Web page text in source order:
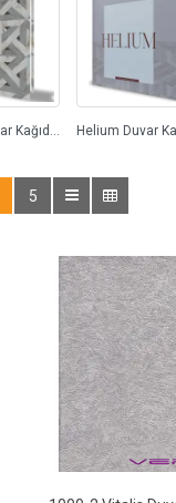
Havana Duvar Kağıdı (0)
5